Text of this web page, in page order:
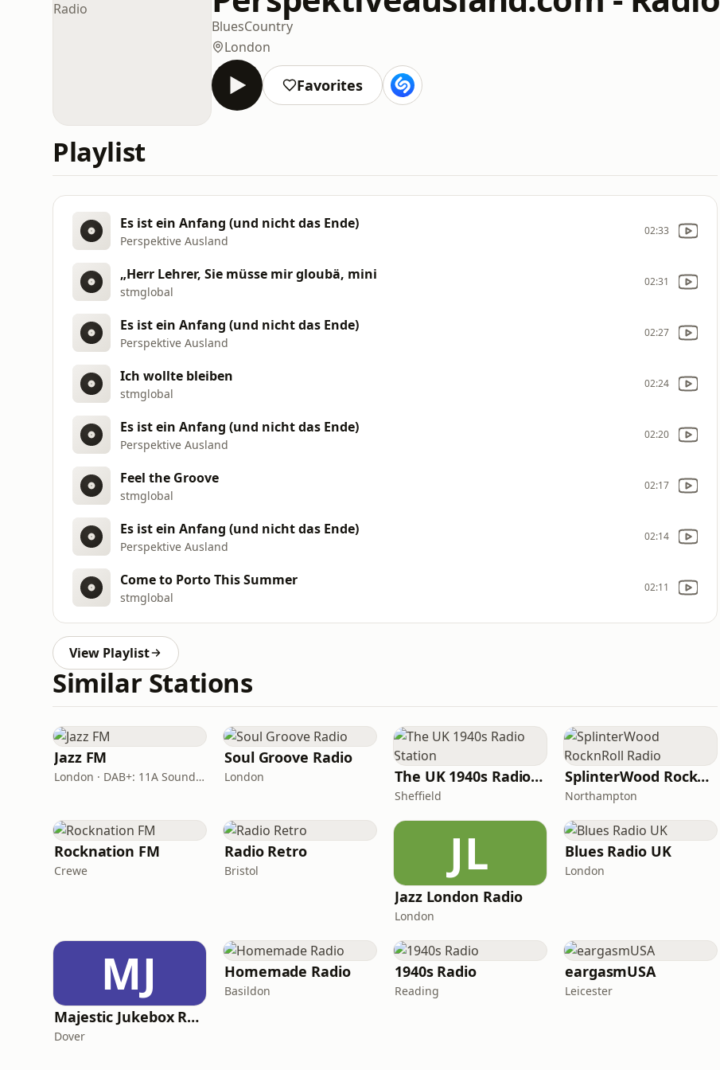
BluesCountry
London
Favorites
Playlist
Es ist ein Anfang (und nicht das Ende)
Perspektive Ausland
02:33
„Herr Lehrer, Sie müsse mir gloubä, mini
stmglobal
02:31
Es ist ein Anfang (und nicht das Ende)
Perspektive Ausland
02:27
Ich wollte bleiben
stmglobal
02:24
Es ist ein Anfang (und nicht das Ende)
Perspektive Ausland
02:20
Feel the Groove
stmglobal
02:17
Es ist ein Anfang (und nicht das Ende)
Perspektive Ausland
02:14
Come to Porto This Summer
stmglobal
02:11
View Playlist
Similar Stations
Jazz FM
London · DAB+: 11A Sound Digital
Soul Groove Radio
London The UK 1940s Radio Station
Sheffield
SplinterWood RocknRoll Radio
Northampton
Rocknation FM
Crewe
Radio Retro
Bristol JL
Jazz London Radio
London
Blues Radio UK
London
MJ
Majestic Jukebox Radio
Dover
Homemade Radio
Basildon
1940s Radio
Reading
eargasmUSA
Leicester